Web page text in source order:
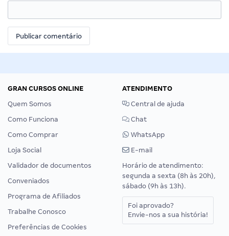
GRAN CURSOS ONLINE
Quem Somos
Como Funciona
Como Comprar
Loja Social
Validador de documentos
Conveniados
Programa de Afiliados
Trabalhe Conosco
Preferências de Cookies
ATENDIMENTO
Central de ajuda
Chat
WhatsApp
E-mail
Horário de atendimento:
segunda a sexta (8h às 20h),
sábado (9h às 13h).
Foi aprovado?
Envie-nos a sua história!